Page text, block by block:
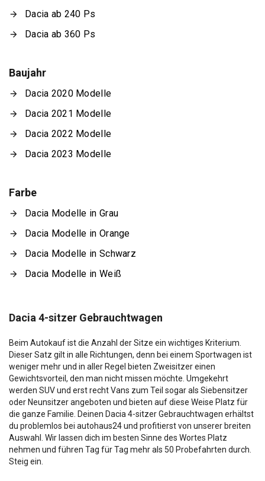
Dacia ab 240 Ps
Dacia ab 360 Ps
Baujahr
Dacia 2020 Modelle
Dacia 2021 Modelle
Dacia 2022 Modelle
Dacia 2023 Modelle
Farbe
Dacia Modelle in Grau
Dacia Modelle in Orange
Dacia Modelle in Schwarz
Dacia Modelle in Weiß
Dacia 4-sitzer Gebrauchtwagen
Beim Autokauf ist die Anzahl der Sitze ein wichtiges Kriterium.
Dieser Satz gilt in alle Richtungen, denn bei einem Sportwagen ist
weniger mehr und in aller Regel bieten Zweisitzer einen
Gewichtsvorteil, den man nicht missen möchte. Umgekehrt
werden SUV und erst recht Vans zum Teil sogar als Siebensitzer
oder Neunsitzer angeboten und bieten auf diese Weise Platz für
die ganze Familie. Deinen Dacia 4-sitzer Gebrauchtwagen erhältst
du problemlos bei autohaus24 und profitierst von unserer breiten
Auswahl. Wir lassen dich im besten Sinne des Wortes Platz
nehmen und führen Tag für Tag mehr als 50 Probefahrten durch.
Steig ein.